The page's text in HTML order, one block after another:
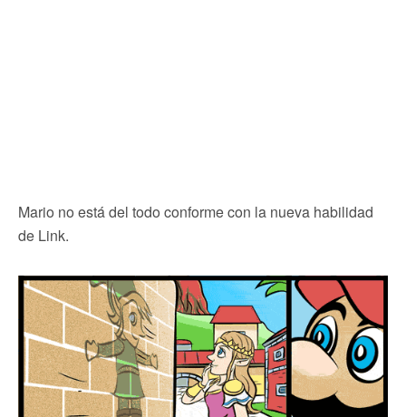
Mario no está del todo conforme con la nueva habilidad
de Link.